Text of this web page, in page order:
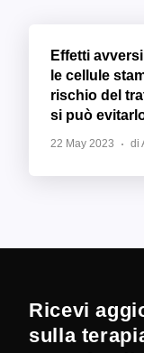
Effetti
le cellule
rischio del
si può
22 May 2023 di
Ricevi
sulla